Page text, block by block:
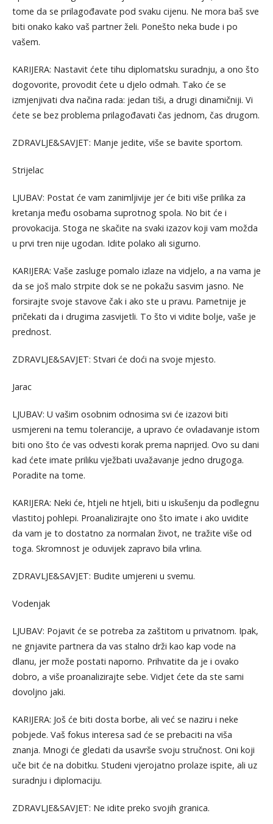
tome da se prilagođavate pod svaku cijenu. Ne mora baš sve
biti onako kako vaš partner želi. Ponešto neka bude i po
vašem.
KARIJERA: Nastavit ćete tihu diplomatsku suradnju, a ono što
dogovorite, provodit ćete u djelo odmah. Tako će se
izmjenjivati dva načina rada: jedan tiši, a drugi dinamičniji. Vi
ćete se bez problema prilagođavati čas jednom, čas drugom.
ZDRAVLJE&SAVJET: Manje jedite, više se bavite sportom.
Strijelac
LJUBAV: Postat će vam zanimljivije jer će biti više prilika za
kretanja među osobama suprotnog spola. No bit će i
provokacija. Stoga ne skačite na svaki izazov koji vam možda
u prvi tren nije ugodan. Idite polako ali sigurno.
KARIJERA: Vaše zasluge pomalo izlaze na vidjelo, a na vama je
da se još malo strpite dok se ne pokažu sasvim jasno. Ne
forsirajte svoje stavove čak i ako ste u pravu. Pametnije je
pričekati da i drugima zasvijetli. To što vi vidite bolje, vaše je
prednost.
ZDRAVLJE&SAVJET: Stvari će doći na svoje mjesto.
Jarac
LJUBAV: U vašim osobnim odnosima svi će izazovi biti
usmjereni na temu tolerancije, a upravo će ovladavanje istom
biti ono što će vas odvesti korak prema naprijed. Ovo su dani
kad ćete imate priliku vježbati uvažavanje jedno drugoga.
Poradite na tome.
KARIJERA: Neki će, htjeli ne htjeli, biti u iskušenju da podlegnu
vlastitoj pohlepi. Proanalizirajte ono što imate i ako uvidite
da vam je to dostatno za normalan život, ne tražite više od
toga. Skromnost je oduvijek zapravo bila vrlina.
ZDRAVLJE&SAVJET: Budite umjereni u svemu.
Vodenjak
LJUBAV: Pojavit će se potreba za zaštitom u privatnom. Ipak,
ne gnjavite partnera da vas stalno drži kao kap vode na
dlanu, jer može postati naporno. Prihvatite da je i ovako
dobro, a više proanalizirajte sebe. Vidjet ćete da ste sami
dovoljno jaki.
KARIJERA: Još će biti dosta borbe, ali već se naziru i neke
pobjede. Vaš fokus interesa sad će se prebaciti na viša
znanja. Mnogi će gledati da usavrše svoju stručnost. Oni koji
uče bit će na dobitku. Studeni vjerojatno prolaze ispite, ali uz
suradnju i diplomaciju.
ZDRAVLJE&SAVJET: Ne idite preko svojih granica.